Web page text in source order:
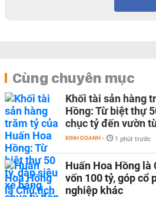
Cùng chuyên mục
Khối tài sản hàng
Hồng: Từ biệt thự
chục tỷ đến vườn
KINH DOANH - 1 phút trước
Huấn Hoa Hồng là
vốn 100 tỷ, góp cổ
nghiệp khác